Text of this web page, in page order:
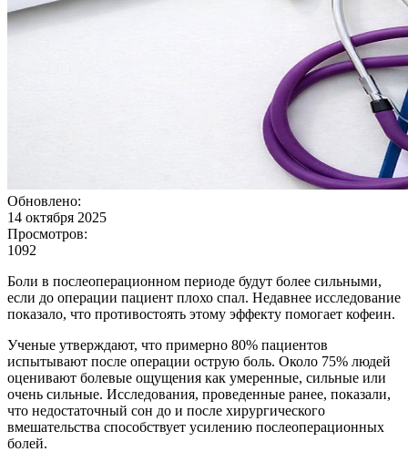
Обновлено:
14 октября 2025
Просмотров:
1092
Боли в послеоперационном периоде будут более сильными,
если до операции пациент плохо спал. Недавнее исследование
показало, что противостоять этому эффекту помогает кофеин.
Ученые утверждают, что примерно 80% пациентов
испытывают после операции острую боль. Около 75% людей
оценивают болевые ощущения как умеренные, сильные или
очень сильные. Исследования, проведенные ранее, показали,
что недостаточный сон до и после хирургического
вмешательства способствует усилению послеоперационных
болей.